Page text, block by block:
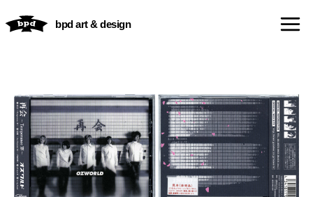
容
bpd art & design